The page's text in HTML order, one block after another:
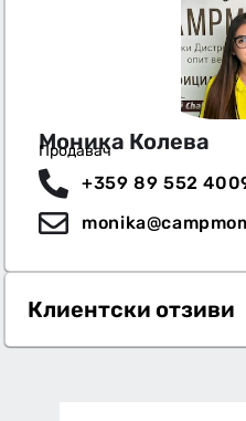
Моника Колева
Продавач
+359 89 552
Клиентски отзиви